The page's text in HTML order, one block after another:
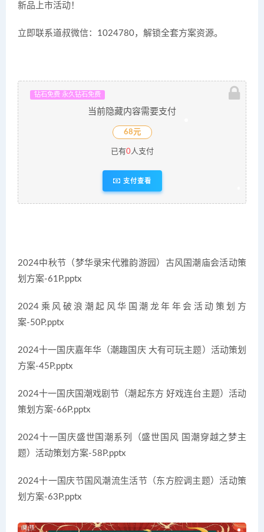
新品上市活动！
立即联系道叔微信：1024780，解锁全套方案资源。
钻石免费 永久钻石免费
当前隐藏内容需要支付
68元
已有0人支付
支付查看
2024中秋节（梦华录宋代雅韵游园）古风国潮庙会活动策
划方案-61P.pptx
2024乘风破浪潮起风华国潮龙年年会活动策划方
案-50P.pptx
2024十一国庆嘉年华（潮趣国庆 大有可玩主题）活动策划
方案-45P.pptx
2024十一国庆国潮戏剧节（潮起东方 好戏连台主题）活动
策划方案-66P.pptx
2024十一国庆盛世国潮系列（盛世国风 国潮穿越之梦主
题）活动策划方案-58P.pptx
2024十一国庆节国风潮流生活节（东方腔调主题）活动策
划方案-63P.pptx